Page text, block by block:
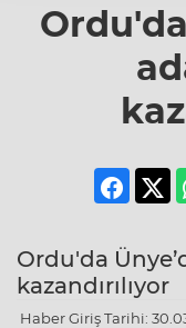
Ordu'da
kazandırılıyor
Haber Giriş Tarihi: